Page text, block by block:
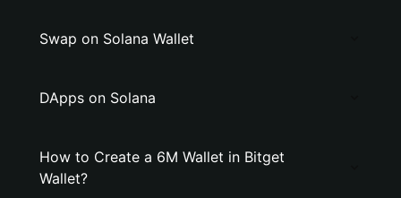
Swap on Solana Wallet
DApps on Solana
How to Create a 6M Wallet in Bitget
Wallet?